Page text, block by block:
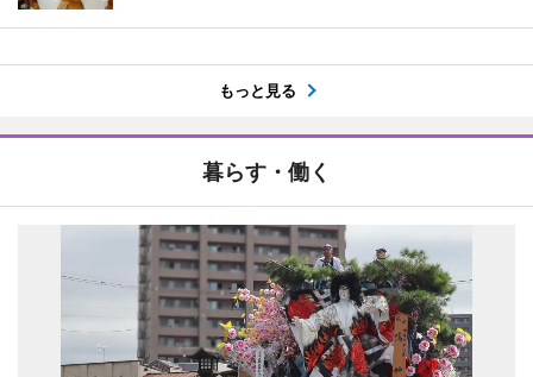
もっと見る
暮らす・働く